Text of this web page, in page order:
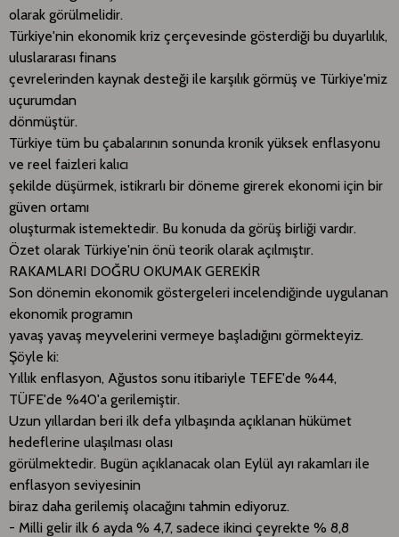
olarak görülmelidir.
Türkiye'nin ekonomik kriz çerçevesinde gösterdiği bu duyarlılık,
uluslararası finans
çevrelerinden kaynak desteği ile karşılık görmüş ve Türkiye'miz
uçurumdan
dönmüştür.
Türkiye tüm bu çabalarının sonunda kronik yüksek enflasyonu
ve reel faizleri kalıcı
şekilde düşürmek, istikrarlı bir döneme girerek ekonomi için bir
güven ortamı
oluşturmak istemektedir. Bu konuda da görüş birliği vardır.
Özet olarak Türkiye'nin önü teorik olarak açılmıştır.
RAKAMLARI DOĞRU OKUMAK GEREKİR
Son dönemin ekonomik göstergeleri incelendiğinde uygulanan
ekonomik programın
yavaş yavaş meyvelerini vermeye başladığını görmekteyiz.
Şöyle ki:
Yıllık enflasyon, Ağustos sonu itibariyle TEFE'de %44,
TÜFE'de %40'a gerilemiştir.
Uzun yıllardan beri ilk defa yılbaşında açıklanan hükümet
hedeflerine ulaşılması olası
görülmektedir. Bugün açıklanacak olan Eylül ayı rakamları ile
enflasyon seviyesinin
biraz daha gerilemiş olacağını tahmin ediyoruz.
- Milli gelir ilk 6 ayda % 4,7, sadece ikinci çeyrekte % 8,8